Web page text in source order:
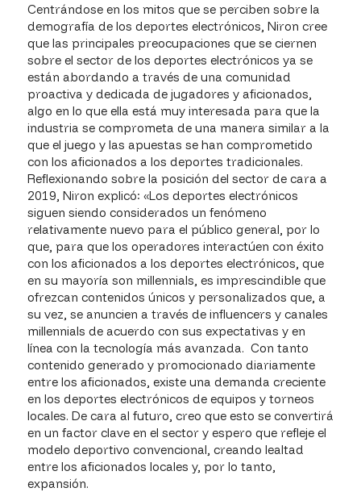
Centrándose en los mitos que se perciben sobre la
demografía de los deportes electrónicos, Niron cree
que las principales preocupaciones que se ciernen
sobre el sector de los deportes electrónicos ya se
están abordando a través de una comunidad
proactiva y dedicada de jugadores y aficionados,
algo en lo que ella está muy interesada para que la
industria se comprometa de una manera similar a la
que el juego y las apuestas se han comprometido
con los aficionados a los deportes tradicionales.
Reflexionando sobre la posición del sector de cara a
2019, Niron explicó: «Los deportes electrónicos
siguen siendo considerados un fenómeno
relativamente nuevo para el público general, por lo
que, para que los operadores interactúen con éxito
con los aficionados a los deportes electrónicos, que
en su mayoría son millennials, es imprescindible que
ofrezcan contenidos únicos y personalizados que, a
su vez, se anuncien a través de influencers y canales
millennials de acuerdo con sus expectativas y en
línea con la tecnología más avanzada. Con tanto
contenido generado y promocionado diariamente
entre los aficionados, existe una demanda creciente
en los deportes electrónicos de equipos y torneos
locales. De cara al futuro, creo que esto se convertirá
en un factor clave en el sector y espero que refleje el
modelo deportivo convencional, creando lealtad
entre los aficionados locales y, por lo tanto,
expansión.